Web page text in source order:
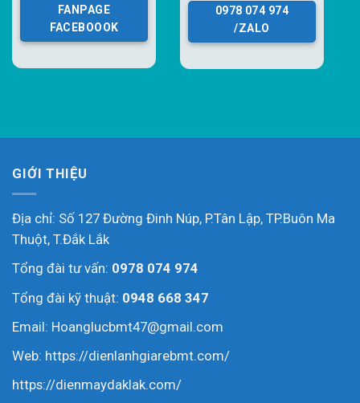
FANPAGE
FACEBOOOK
0978 074 974
/ZALO
GIỚI THIỆU
Địa chỉ: Số 127 Đường Đinh Núp, P.Tân Lập, TP.Buôn Ma
Thuột, T.Đắk Lắk
Tổng đài tư vấn: 0978 074 974
Tổng đài kỹ thuật: 0948 668 347
Email: Hoanglucbmt47@gmail.com
Web: https://dienlanhgiarebmt.com/
https://dienmaydaklak.com/